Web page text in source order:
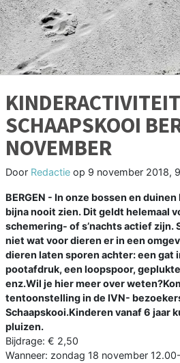
SCHAAPSKOOI
NOVEMBER
Door Redactie op 9 november 2018,
BERGEN - In onze bossen en
bijna nooit zien. Dit geldt helemaal
schemering- of s’nachts actief zijn.
niet wat voor dieren er in een
dieren laten sporen achter: een gat
pootafdruk, een loopspoor,
enz.Wil je hier meer over
tentoonstelling in de IVN-
Schaapskooi.Kinderen vanaf 6 jaar
pluizen.
Bijdrage: € 2,50
Wanneer: zondag 18 november